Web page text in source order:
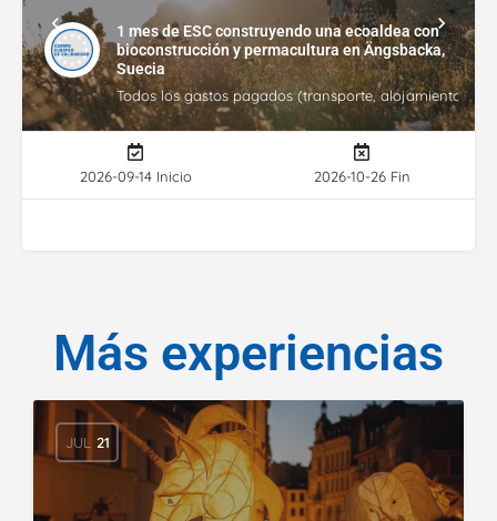
1 mes de ESC construyendo una ecoaldea con
bioconstrucción y permacultura en Ängsbacka,
Suecia
Todos los gastos pagados (transporte, alojamiento,
2026-09-14 Inicio 2026-10-26 Fin
Más experiencias
JUL 21